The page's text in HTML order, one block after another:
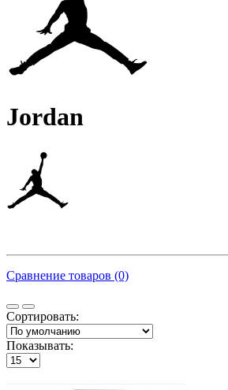
Jordan
Сравнение товаров (0)
Сортировать:
Показывать: